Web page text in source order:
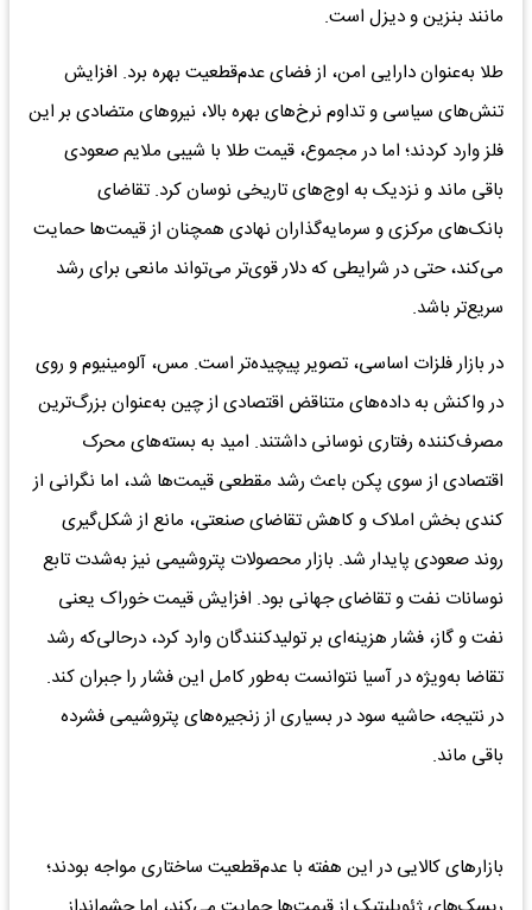
مانند بنزین و دیزل است.
طلا به‌عنوان دارایی امن، از فضای عدم‌قطعیت بهره برد. افزایش
تنش‌های سیاسی و تداوم نرخ‌های بهره بالا، نیروهای متضادی بر این
فلز وارد کردند؛ اما در مجموع، قیمت طلا با شیبی ملایم صعودی
باقی ماند و نزدیک به اوج‌های تاریخی نوسان کرد. تقاضای
بانک‌های مرکزی و سرمایه‌گذاران نهادی همچنان از قیمت‌ها حمایت
می‌کند، حتی در شرایطی که دلار قوی‌تر می‌تواند مانعی برای رشد
سریع‌تر باشد.
در بازار فلزات اساسی، تصویر پیچیده‌تر است. مس، آلومینیوم و روی
در واکنش به داده‌های متناقض اقتصادی از چین به‌عنوان بزرگ‌ترین
مصرف‌کننده رفتاری نوسانی داشتند. امید به بسته‌های محرک
اقتصادی از سوی پکن باعث رشد مقطعی قیمت‌ها شد، اما نگرانی از
کندی بخش املاک و کاهش تقاضای صنعتی، مانع از شکل‌گیری
روند صعودی پایدار شد. بازار محصولات پتروشیمی نیز به‌شدت تابع
نوسانات نفت و تقاضای جهانی بود. افزایش قیمت خوراک یعنی
نفت و گاز، فشار هزینه‌ای بر تولیدکنندگان وارد کرد، درحالی‌که رشد
تقاضا به‌ویژه در آسیا نتوانست به‌طور کامل این فشار را جبران کند.
در نتیجه، حاشیه سود در بسیاری از زنجیره‌های پتروشیمی فشرده
باقی ماند.
بازارهای کالایی در این هفته با عدم‌قطعیت ساختاری مواجه بودند؛